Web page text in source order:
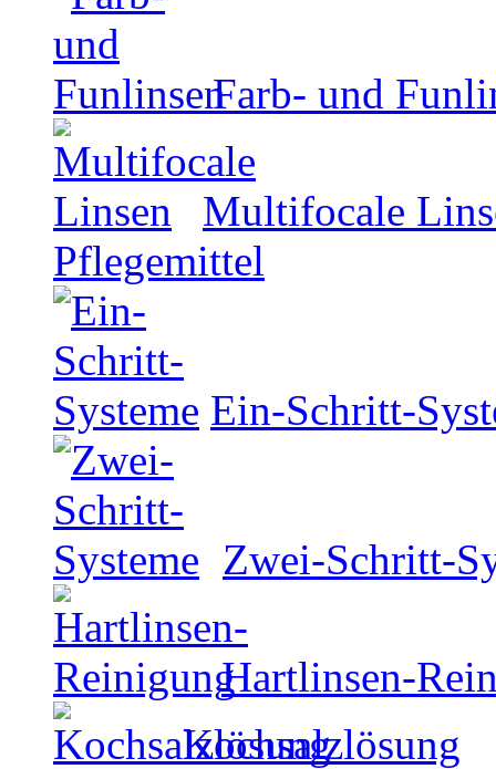
Farb- und
Multifocale
Pflegemittel
Ein-Schritt-
Zwei-Schritt-
Hartlinsen-
Kochsalzlösung